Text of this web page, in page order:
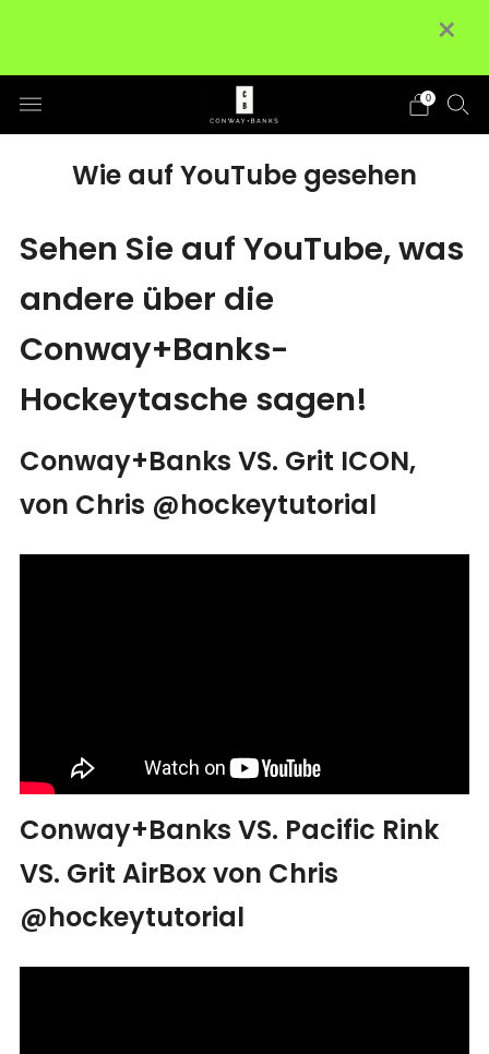
0
Wie auf YouTube gesehen
Sehen Sie auf YouTube, was
andere über die
Conway+Banks-
Hockeytasche sagen!
Conway+Banks VS. Grit ICON,
von Chris @hockeytutorial
Conway+Banks VS. Pacific Rink
VS. Grit AirBox von Chris
@hockeytutorial
×